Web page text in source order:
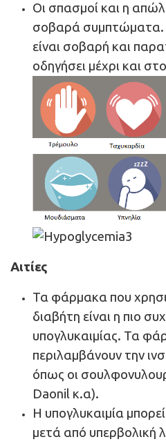
Οι σπασμοί και η
σοβαρά συμπτώματα.
είναι σοβαρή και
οδηγήσει μέχρι και
Αιτίες
Τα φάρμακα που
διαβήτη είναι η πιο
υπογλυκαιμίας. Τα
περιλαμβάνουν την
όπως οι
Daonil κ.α).
Η υπογλυκαιμία
μετά από υπερβολική